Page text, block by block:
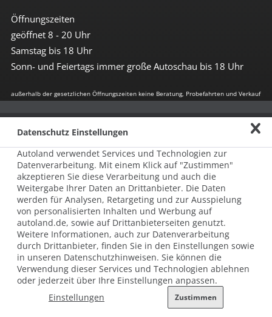
Öffnungszeiten
geöffnet 8 - 20 Uhr
Samstag bis 18 Uhr
Sonn- und Feiertags immer große Autoschau bis 18 Uhr
außerhalb der gesetzlichen Öffnungszeiten keine Beratung, Probefahrten und Verkauf
© 2026 AUTOLAND 24 SE & Co. Betriebs KG
Werner-von-Siemens-Str. 2, 06796 Brehna, Deutschland
Impressum
Datenschutz
Hinweisgebersystem nach HinSchG
Beschwerde nach LkSG
Grundsatzerklärung zum LkSG
Datenschutz Einstellungen
Autoland verwendet Services und Technologien zur
Datenverarbeitung. Mit einem Klick auf "Zustimmen"
akzeptieren Sie diese Verarbeitung und auch die
Weitergabe Ihrer Daten an Drittanbieter. Die Daten
werden für Analysen, Retargeting und zur Ausspielung
von personalisierten Inhalten und Werbung auf
autoland.de, sowie auf Drittanbieterseiten genutzt.
Weitere Informationen, auch zur Datenverarbeitung
durch Drittanbieter, finden Sie in den Einstellungen sowie
in unseren Datenschutzhinweisen. Sie können die
Verwendung dieser Services und Technologien ablehnen
oder jederzeit über Ihre Einstellungen anpassen.
Einstellungen
Zustimmen